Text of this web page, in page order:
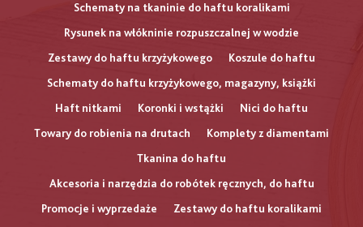
Schematy na tkaninie do haftu koralikami
Rysunek na włókninie rozpuszczalnej w wodzie
Zestawy do haftu krzyżykowego
Koszule do haftu
Schematy do haftu krzyżykowego, magazyny, książki
Haft nitkami
Koronki i wstążki
Nici do haftu
Towary do robienia na drutach
Komplety z diamentami
Tkanina do haftu
Akcesoria i narzędzia do robótek ręcznych, do haftu
Promocje i wyprzedaże
Zestawy do haftu koralikami